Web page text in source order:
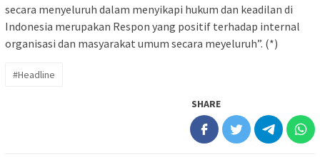
secara menyeluruh dalam menyikapi hukum dan keadilan di
Indonesia merupakan Respon yang positif terhadap internal
organisasi dan masyarakat umum secara meyeluruh”. (*)
#Headline
SHARE